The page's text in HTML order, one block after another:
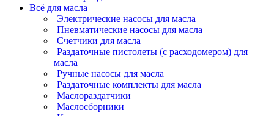
Всё для масла
Электрические насосы для масла
Пневматические насосы для масла
Счетчики для масла
Раздаточные пистолеты (с расходомером) для
масла
Ручные насосы для масла
Раздаточные комплекты для масла
Маслораздатчики
Маслосборники